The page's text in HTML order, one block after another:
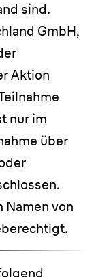
sind.
GmbH,
Aktion
nur im
über
Namen von